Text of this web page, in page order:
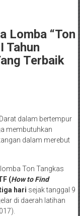
Lomba “Ton
Tahun
Terbaik
dalam bertempur
membutuhkan
dalam merebut
Ton Tangkas
(How to Find
hari sejak tanggal 9
di daerah latihan